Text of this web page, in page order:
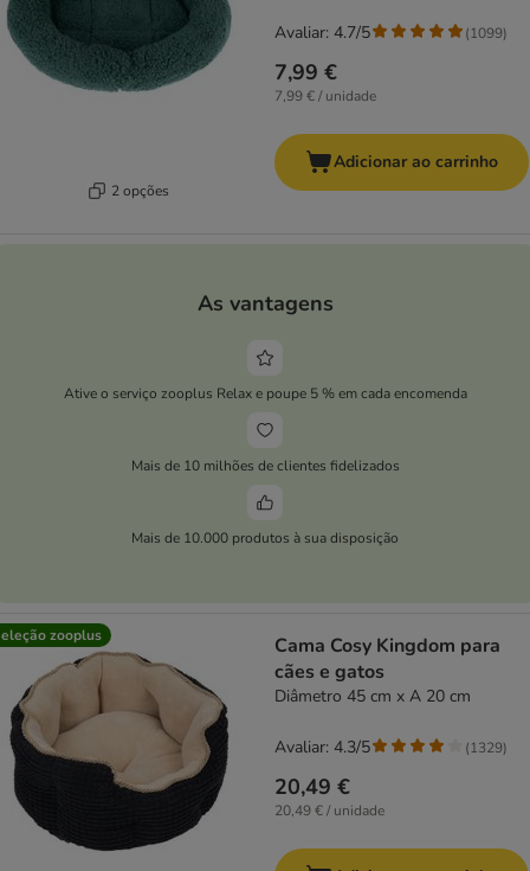
2 opções
7,99 €
7,99 € / unidade
Avaliar: 4.7/5 (1099)
Adicionar ao carrinho
As vantagens
Ative o serviço zooplus Relax e poupe 5 % em cada encomenda
Mais de 10 milhões de clientes fidelizados
Mais de 10.000 produtos à sua disposição
zooplus
Cama Cosy Kingdom para
cães e gatos
Diâmetro 45 cm x A 20 cm
20,49 €
20,49 € / unidade
Avaliar: 4.3/5 (1329)